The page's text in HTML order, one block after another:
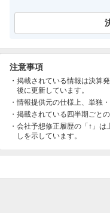
注意事項
掲載されている情報は決算
後に更新しています。
情報提供元の仕様上、単独
掲載されている四半期ごと
会社予想修正履歴の「↑」は
しを示しています。